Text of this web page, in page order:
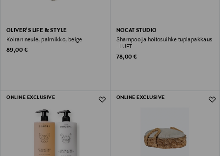
OLIVER'S LIFE & STYLE
Koiran neule, palmikko, beige
Original Price
89,00 €
NOCAT STUDIO
Shampoo ja hoitosuihke tuplapakkaus
- LUFT
Original Price
78,00 €
ONLINE EXCLUSIVE ONLINE EXCLUSIVE